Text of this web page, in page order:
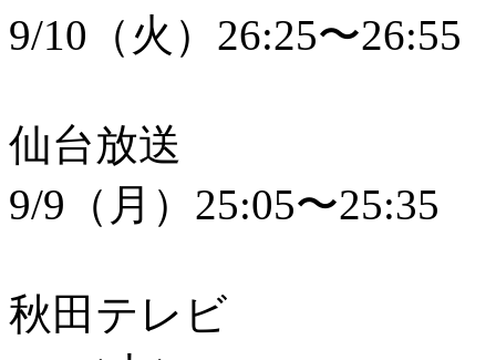
9/10（火）26:25〜26:55
仙台放送
9/9（月）25:05〜25:35
秋田テレビ